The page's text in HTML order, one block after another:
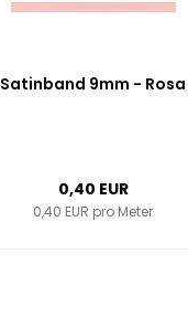
Satinband 9mm - Rosa
0,40 EUR
0,40 EUR pro Meter